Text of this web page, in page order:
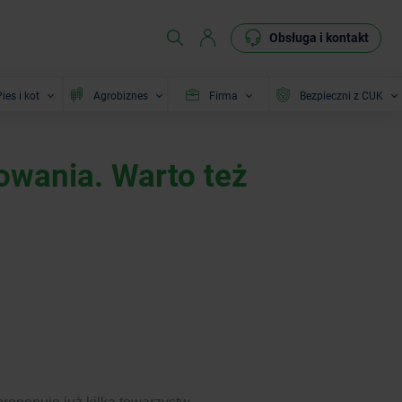
Obsługa i kontakt
i kot Agrobiznes Firma Bezpieczni z CUK
Warto też